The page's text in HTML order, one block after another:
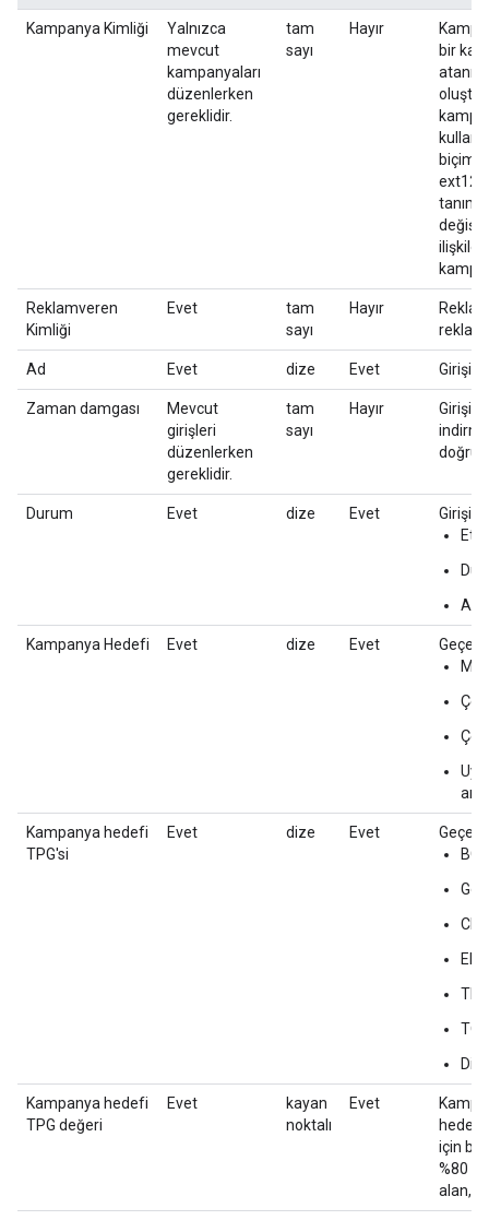
Kampanya Kimliği
Yalnızca
mevcut
kampanyaları
düzenlerken
gereklidir.
tam
sayı
Hayır
bir
atanır.
biçim
Reklamveren
Kimliği
Evet
tam
sayı
Hayır
Ad Evet dize Evet Girişin
Zaman damgası
Mevcut
girişleri
düzenlerken
gereklidir.
tam
sayı
Hayır
Girişin
Durum Evet dize Evet
Girişin
Kampanya Hedefi Evet dize Evet
Kampanya hedefi
TPG'si
Evet dize Evet
TO
Kampanya hedefi
TPG değeri
Evet
kayan
noktalı
Evet
hedefi
için bu
%80
alan,